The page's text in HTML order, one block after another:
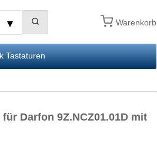
Warenkorb
Tastaturen
Darfon 9Z.NCZ01.01D mit